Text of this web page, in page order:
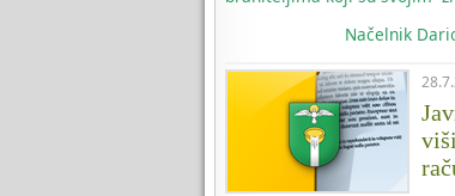
Načelnik